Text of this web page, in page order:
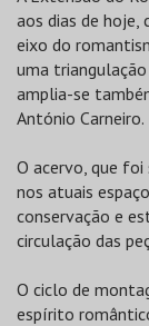
aos dias de
eixo do
uma
amplia-se
António Carneiro.
O acervo, que
nos atuais
conservação e
circulação das
O ciclo de
espírito